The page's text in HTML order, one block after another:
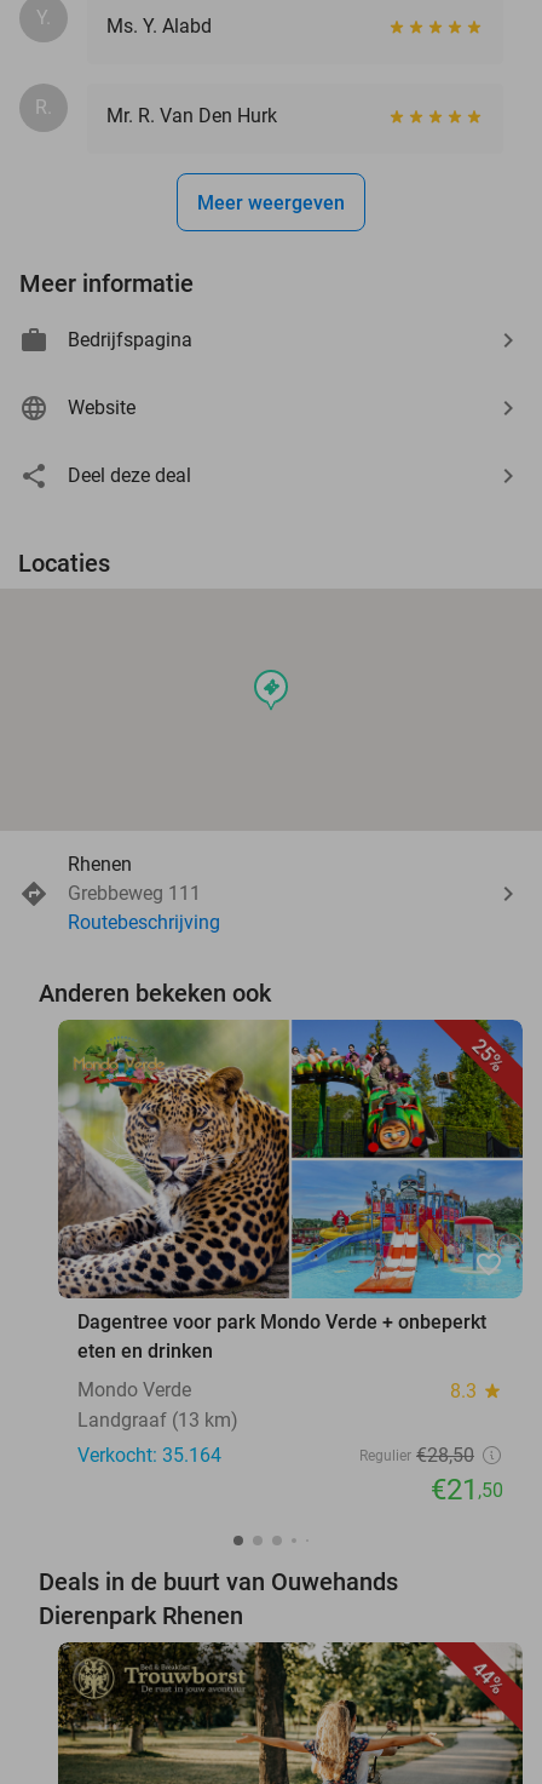
Y. Ms. Y. Alabd
R. Mr. R. Van Den Hurk
Meer weergeven
Meer informatie
Bedrijfspagina
Website
Deel deze deal
Locaties
events
Rhenen
Grebbeweg 111
Routebeschrijving
Anderen bekeken ook
25%
favorite_border
Dagentree voor park Mondo Verde + onbeperkt
eten en drinken
Mondo Verde
8.3 star
Landgraaf (13 km)
Verkocht: 35.164
Regulier €28,50
€21 ,50
Deals in de buurt van Ouwehands
Dierenpark Rhenen
44%